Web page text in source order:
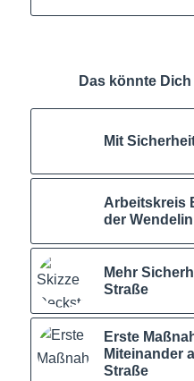
Das könnte
Mit
Arbeitskreis
der
Mehr
Straße
Erste
Miteinander
Straße